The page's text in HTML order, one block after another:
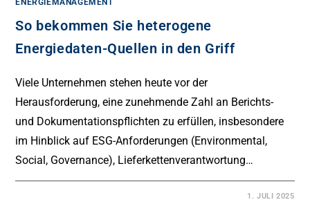
So bekommen Sie heterogene
Energiedaten-Quellen in den Griff
Viele Unternehmen stehen heute vor der
Herausforderung, eine zunehmende Zahl an Berichts-
und Dokumentationspflichten zu erfüllen, insbesondere
im Hinblick auf ESG-Anforderungen (Environmental,
Social, Governance), Lieferkettenverantwortung…
1. JULI 2025